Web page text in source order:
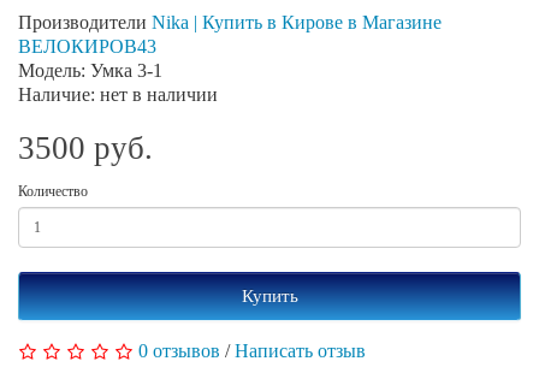
Производители Nika | Купить в Кирове в Магазине
ВЕЛОКИРОВ43
Модель: Умка 3-1
Наличие: нет в наличии
3500 руб.
Количество
Купить
0 отзывов /Написать отзыв